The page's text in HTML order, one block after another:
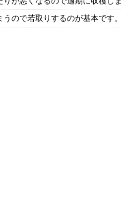
ので若取りするのが基本です。